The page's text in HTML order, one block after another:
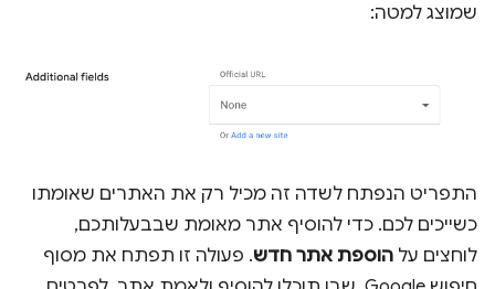
שמוצג למטה:
התפריט הנפתח לשדה זה מכיל רק את האתרים שאומתו
כשייכים לכם. כדי להוסיף אתר מאומת שבבעלותכם,
לוחצים על הוספת אתר חדש. פעולה זו תפתח את מסוף